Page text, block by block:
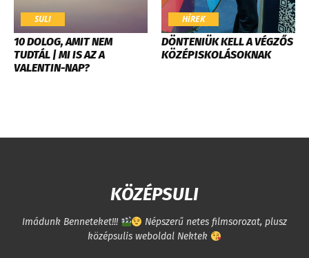
SULI
10 DOLOG, AMIT NEM
TUDTÁL | MI IS AZ A
VALENTIN-NAP?
HÍREK
DÖNTENIÜK KELL A VÉGZŐS
KÖZÉPISKOLÁSOKNAK
KÖZÉPSULI
Imádunk Benneteket!!!
Népszerű netes filmsorozat, plusz
középsulis weboldal Nektek